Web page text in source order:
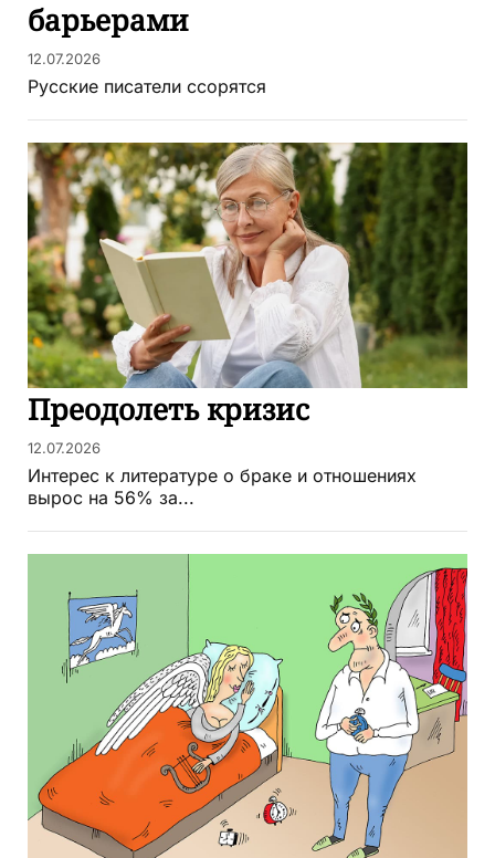
барьерами
12.07.2026
Русские писатели ссорятся
Преодолеть кризис
12.07.2026
Интерес к литературе о браке и отношениях
вырос на 56% за...